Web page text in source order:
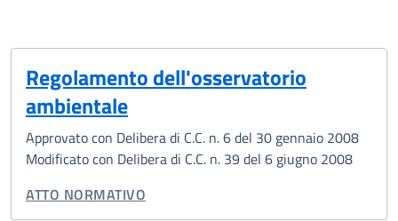
Regolamento dell'osservatorio
ambientale
Approvato con Delibera di C.C. n. 6 del 30 gennaio 2008
Modificato con Delibera di C.C. n. 39 del 6 giugno 2008
TIPO DI DOCUMENTO:
ATTO NORMATIVO